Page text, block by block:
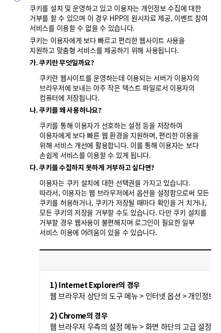
쿠키를 설치 및 운영하고 있고 이용자는 개인정보 수집에 대한
거부를 할 수 있으며 이 경우 HPP의 원시자료 제공, 이벤트 참여
서비스를 이용할 수 없을 수 있습니다.
쿠키는 이용자에게 보다 빠르고 편리한 웹사이트 사용을
지원하고 맞춤형 서비스를 제공하기 위해 사용됩니다.
가. 쿠키란 무엇일까요?
쿠키란 웹사이트를 운영하는데 이용되는 서버가 이용자의
브라우저에 보내는 아주 작은 텍스트 파일로서 이용자의
컴퓨터에 저장됩니다.
나. 쿠키를 왜 사용하나요?
쿠키를 통해 이용자가 선호하는 설정 등을 저장하여
이용자에게 보다 빠른 웹 환경을 지원하며, 편리한 이용을
위해 서비스 개선에 활용합니다. 이를 통해 이용자는 보다
손쉽게 서비스를 이용할 수 있게 됩니다.
다. 쿠키를 수집하지 못하게 거부하고 싶다면?
이용자는 쿠키 설치에 대한 선택권을 가지고 있습니다.
따라서, 이용자는 웹 브라우저에서 옵션을 설정함으로써 모든
쿠키를 허용하거나, 쿠키가 저장될 때마다 확인을 거 치거나,
모든 쿠키의 저장을 거부할 수도 있습니다. 다만 쿠키 설치를
거부할 경우 웹사용이 불편해지며 로그인이 필요한 일부
서비스 이용에 어려움이 있을 수 있습니다.
1) Internet Explorer의 경우
웹 브라우저 상단의 도구 메뉴 > 인터넷 옵션 > 개인정보
2) Chrome의 경우
웹 브라우저 우측의 설정 메뉴 > 화면 하단의 고급 설정